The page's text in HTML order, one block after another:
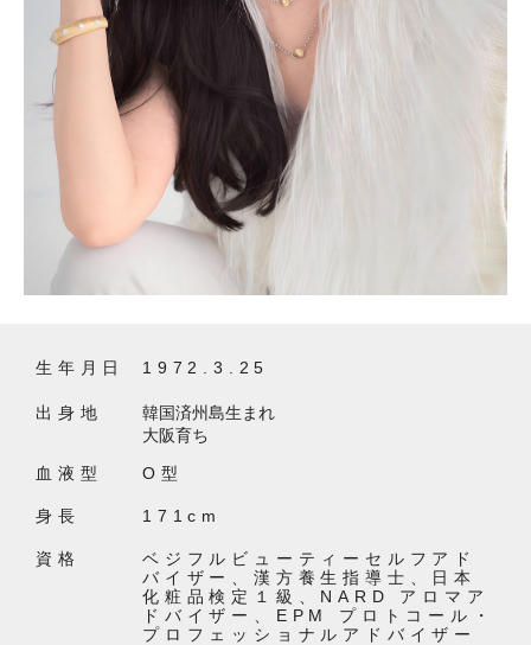
生年月日 1972.3.25
出身地
韓国済州島生まれ
大阪育ち
血液型 O型
身長 171cm
資格
ベジフルビューティーセルフアド
バイザー、漢方養生指導士、日本
化粧品検定１級、NARD アロマア
ドバイザー、EPM プロトコール・
プロフェッショナルアドバイザー